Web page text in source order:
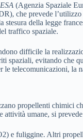
ESA (Agenzia Spaziale
che prevede
della legge
traffico spaziale.
difficile la
spaziali, evitando che
telecomunicazioni, la
propellenti chimici
umane, si
e fuliggine. Altri